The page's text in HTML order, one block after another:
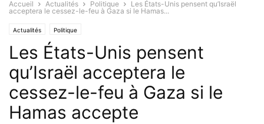
Accueil Actualités Politique
Les États-Unis pensent qu’Israël
acceptera le cessez-le-feu à Gaza si le Hamas...
Actualités Politique
Les États-Unis pensent
qu’Israël acceptera le
cessez-le-feu à Gaza si le
Hamas accepte